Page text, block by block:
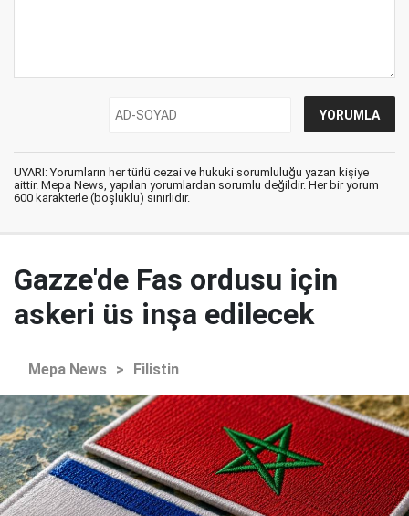
UYARI: Yorumların her türlü cezai ve hukuki sorumluluğu yazan kişiye
aittir. Mepa News, yapılan yorumlardan sorumlu değildir. Her bir yorum
600 karakterle (boşluklu) sınırlıdır.
Gazze'de Fas ordusu için
askeri üs inşa edilecek
Mepa News > Filistin